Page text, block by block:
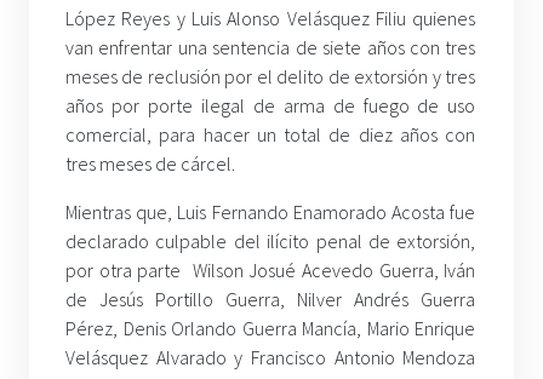
López Reyes y Luis Alonso Velásquez Filiu quienes
van enfrentar una sentencia de siete años con tres
meses de reclusión por el delito de extorsión y tres
años por porte ilegal de arma de fuego de uso
comercial, para hacer un total de diez años con
tres meses de cárcel.
Mientras que, Luis Fernando Enamorado Acosta fue
declarado culpable del ilícito penal de extorsión,
por otra parte Wilson Josué Acevedo Guerra, Iván
de Jesús Portillo Guerra, Nilver Andrés Guerra
Pérez, Denis Orlando Guerra Mancía, Mario Enrique
Velásquez Alvarado y Francisco Antonio Mendoza